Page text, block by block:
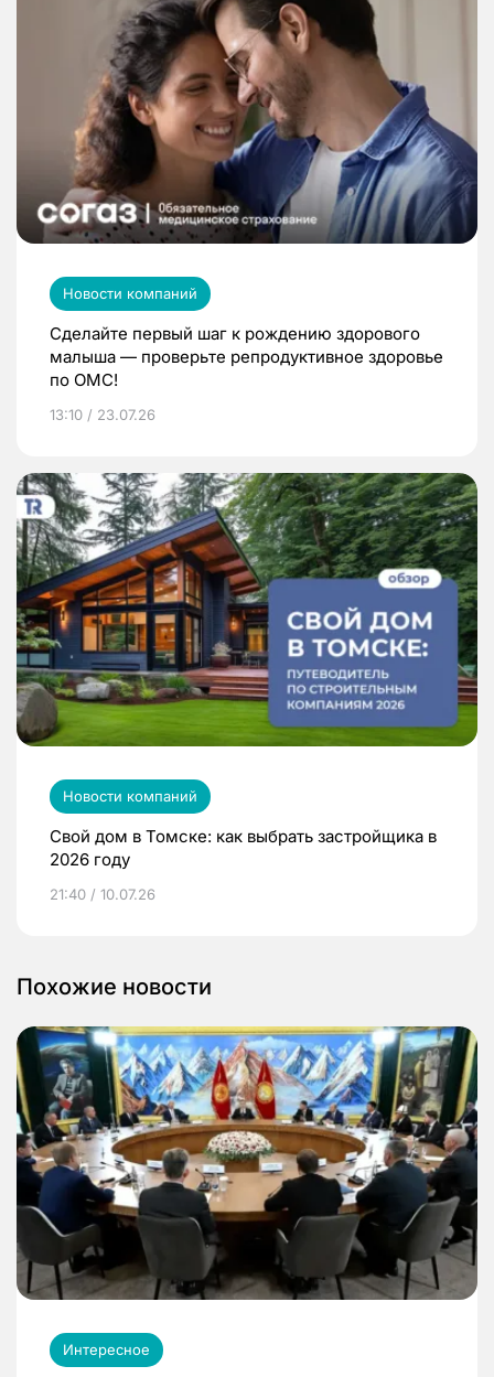
Новости компаний
Сделайте первый шаг к рождению здорового
малыша — проверьте репродуктивное здоровье
по ОМС!
13:10 / 23.07.26
Новости компаний
Свой дом в Томске: как выбрать застройщика в
2026 году
21:40 / 10.07.26
Похожие новости
Интересное